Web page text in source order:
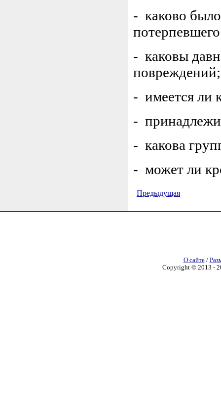
- каково
- каковы
повреждений;
- имеется ли
-
- какова
- может ли
Предыдущая
О сайте/
Copyright © 2013 -